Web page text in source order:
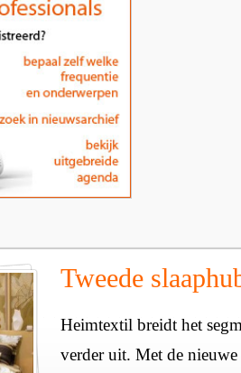
Tweede
Heimtextil breidt het
verder uit. Met de